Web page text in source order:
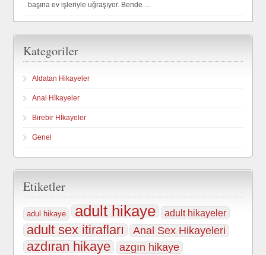
başına ev işleriyle uğraşıyor. Bende ...
Kategoriler
Aldatan Hikayeler
Anal Hİkayeler
Birebir Hİkayeler
Genel
Etiketler
adul hikaye adult hikaye adult hikayeler
adult sex itirafları Anal Sex Hikayeleri
azdıran hikaye azgın hikaye